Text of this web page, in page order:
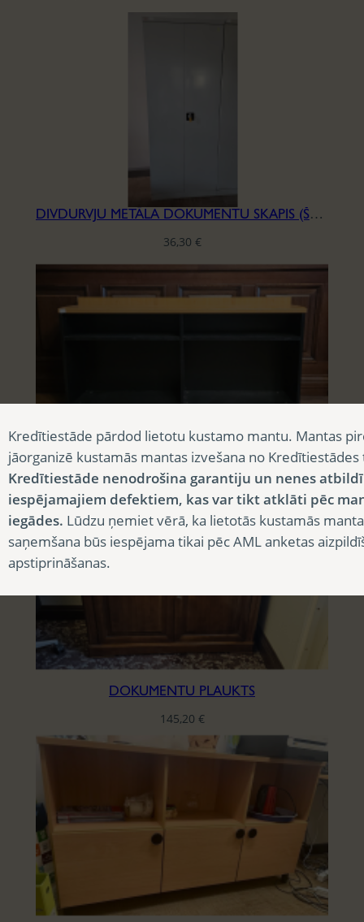
DIVDURVJU METĀLA DOKUMENTU SKAPIS (ŠAURS)
36,30 €
DOKUMENTU PLAUKTS
18,15€
DOKUMENTU PLAUKTS
145,20 €
Kredītiestāde pārdod lietotu kustamo mantu. Mantas
jāorganizē kustamās mantas izvešana no
Kredītiestāde nenodrošina garantiju un nenes
iespējamajiem defektiem, kas var tikt atklāti pēc
iegādes. Lūdzu ņemiet vērā, ka lietotās kustamās
saņemšana būs iespējama tikai pēc AML anketas
apstiprināšanas.